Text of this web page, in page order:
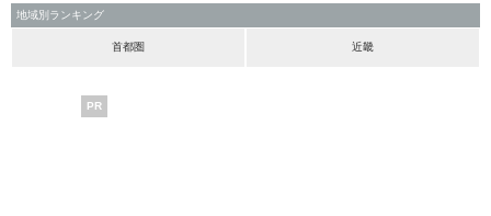
地域別ランキング
首都圏 近畿
PR